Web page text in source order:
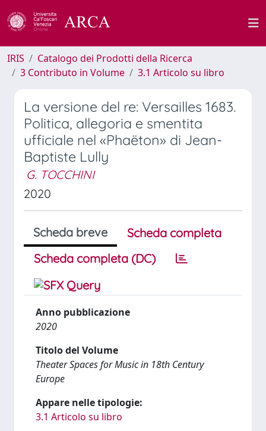
IRIS
Catalogo dei Prodotti della Ricerca
3 Contributo in Volume
3.1 Articolo su libro
La versione del re: Versailles 1683.
Politica, allegoria e smentita
ufficiale nel «Phaëton» di Jean-
Baptiste Lully
G. TOCCHINI
2020
Scheda breve
Scheda completa
Scheda completa (DC)
Anno pubblicazione
2020
Titolo del Volume
Theater Spaces for Music in 18th Century
Europe
Appare nelle tipologie:
3.1 Articolo su libro